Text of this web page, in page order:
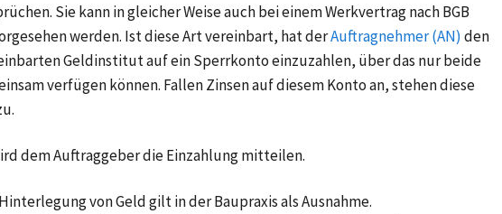
Sie kann in gleicher Weise auch bei einem Werkvertrag nach BGB
werden. Ist diese Art vereinbart, hat derAuftragnehmer (AN) den
Geldinstitut auf ein Sperrkonto einzuzahlen, über das nur beide
verfügen können. Fallen Zinsen auf diesem Konto an, stehen diese
dem Auftraggeber die Einzahlung mitteilen.
von Geld gilt in der Baupraxis als Ausnahme.